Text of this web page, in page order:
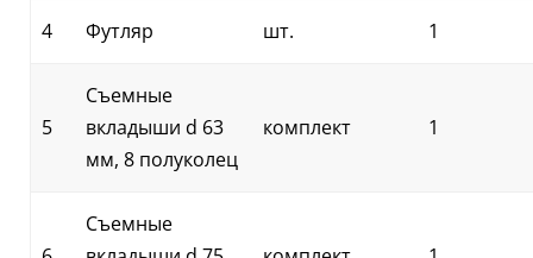
4 Футляр шт. 1
5
Съемные
вкладыши d 63
мм, 8 полуколец
комплект 1
Съемные